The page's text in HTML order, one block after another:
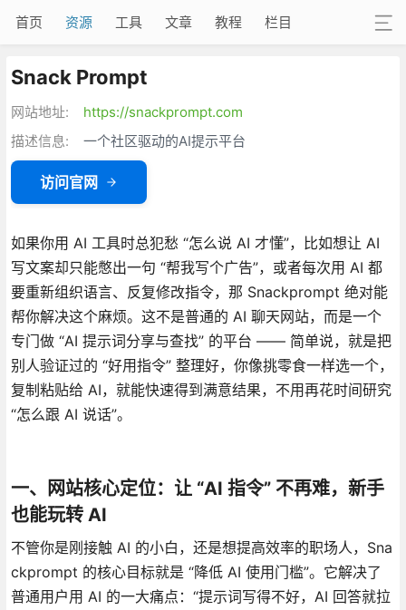
首页 资源 工具 文章 教程 栏目
Snack Prompt
网站地址:
https://snackprompt.com
描述信息:
一个社区驱动的AI提示平台
访问官网
如果你用 AI 工具时总犯愁 “怎么说 AI 才懂”，比如想让 AI
写文案却只能憋出一句 “帮我写个广告”，或者每次用 AI 都
要重新组织语言、反复修改指令，那 Snackprompt 绝对能
帮你解决这个麻烦。这不是普通的 AI 聊天网站，而是一个
专门做 “AI 提示词分享与查找” 的平台 —— 简单说，就是把
别人验证过的 “好用指令” 整理好，你像挑零食一样选一个，
复制粘贴给 AI，就能快速得到满意结果，不用再花时间研究
“怎么跟 AI 说话”。
一、网站核心定位：让 “AI 指令” 不再难，新手
也能玩转 AI
不管你是刚接触 AI 的小白，还是想提高效率的职场人，Sna
ckprompt 的核心目标就是 “降低 AI 使用门槛”。它解决了
普通用户用 AI 的一大痛点：“提示词写得不好，AI 回答就拉